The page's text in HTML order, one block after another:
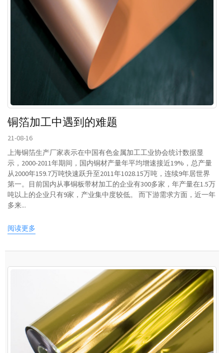
铜箔加工中遇到的难题
21-08-16
上海铜箔生产厂家表示在中国有色金属加工工业协会统计数据显
示，2000-2011年期间，国内铜材产量年平均增速接近19%，总产量
从2000年159.7万吨快速跃升至2011年1028.15万吨，连续9年居世界
第一。目前国内从事铜板带材加工的企业有300多家，年产量在1.5万
吨以上的企业只有9家，产业集中度较低。 而下游需求方面，近一年
多来...
阅读更多